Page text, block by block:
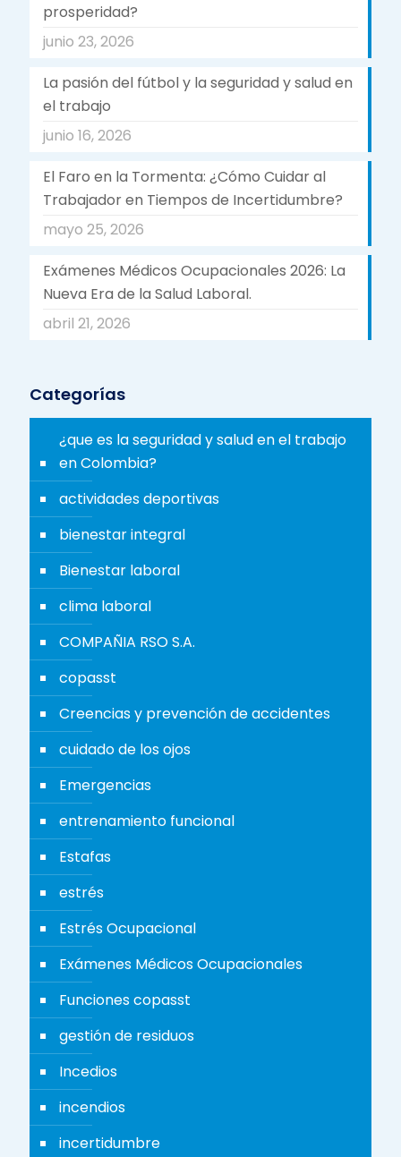
prosperidad?
junio 23, 2026
La pasión del fútbol y la seguridad y salud en
el trabajo
junio 16, 2026
El Faro en la Tormenta: ¿Cómo Cuidar al
Trabajador en Tiempos de Incertidumbre?
mayo 25, 2026
Exámenes Médicos Ocupacionales 2026: La
Nueva Era de la Salud Laboral.
abril 21, 2026
Categorías
¿que es la seguridad y salud en el trabajo
en Colombia?
actividades deportivas
bienestar integral
Bienestar laboral
clima laboral
COMPAÑIA RSO S.A.
copasst
Creencias y prevención de accidentes
cuidado de los ojos
Emergencias
entrenamiento funcional
Estafas
estrés
Estrés Ocupacional
Exámenes Médicos Ocupacionales
Funciones copasst
gestión de residuos
Incedios
incendios
incertidumbre